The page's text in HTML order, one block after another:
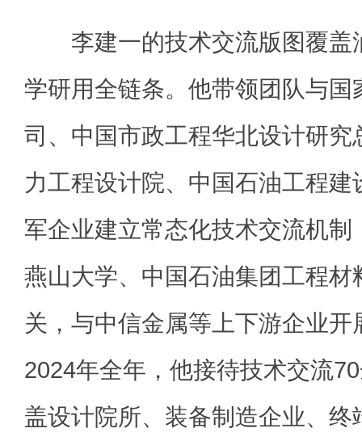
李建一的技术交流版图覆盖
学研用全链条。他带领团队与国
司、中国市政工程华北设计研究
力工程设计院、中国石油工程
军企业建立常态化技术交流机
燕山大学、中国石油集团工程材
关，与中信金属等上下游企业开
2024年全年，他接待技术交流
盖设计院所、装备制造企业、